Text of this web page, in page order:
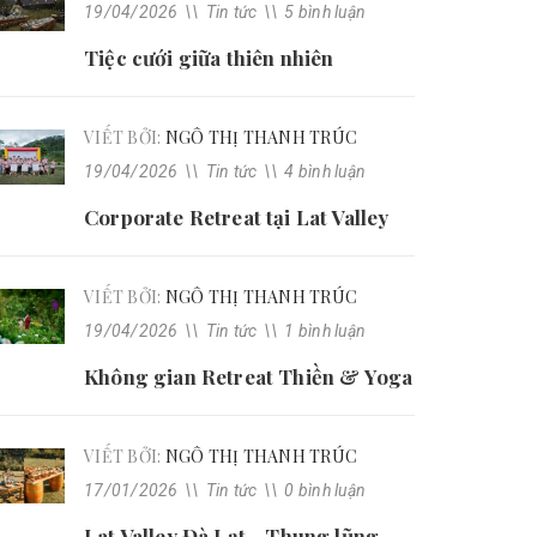
19/04/2026 \\ Tin tức \\ 5 bình luận
Tiệc cưới giữa thiên nhiên
VIẾT BỞI: NGÔ THỊ THANH TRÚC
19/04/2026 \\ Tin tức \\ 4 bình luận
Corporate Retreat tại Lat Valley
VIẾT BỞI: NGÔ THỊ THANH TRÚC
19/04/2026 \\ Tin tức \\ 1 bình luận
Không gian Retreat Thiền & Yoga
VIẾT BỞI: NGÔ THỊ THANH TRÚC
17/01/2026 \\ Tin tức \\ 0 bình luận